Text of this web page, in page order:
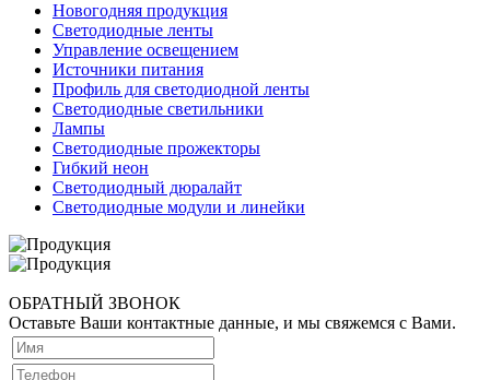
Новогодняя продукция
Светодиодные ленты
Управление освещением
Источники питания
Профиль для светодиодной ленты
Светодиодные светильники
Лампы
Светодиодные прожекторы
Гибкий неон
Светодиодный дюралайт
Светодиодные модули и линейки
ОБРАТНЫЙ ЗВОНОК
Оставьте Ваши контактные данные, и мы свяжемся с Вами.